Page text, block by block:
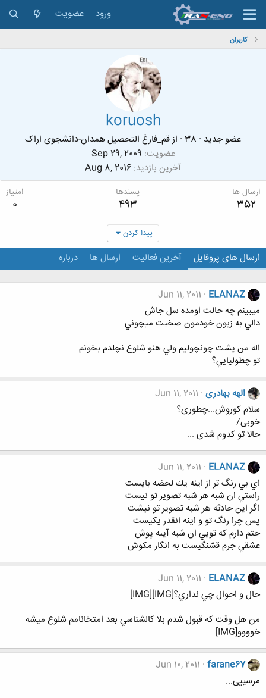
ورود عضویت
کاربران
koruosh
عضو جدید ·
· ازقم_فارغ التحصیل همدان-دانشجوی اراک
عضویت Sep 29, 2009
آخرین بازدید Aug 8, 2016
ارسال ها
352
پسندها
493
امتیاز
0
پیدا کردن
ارسال های پروفایل آخرین فعالیت ارسال ها درباره
ELANAZ
Jun 11, 2011
ميبينم چه حالت اومده سل جاش
دالي به زبون خودمون صخبت ميچوني
اله من پشت چونچوليم ولي هنو شلوع نچلدم بخونم
تو چطوليايي؟
الهه بهادری Jun 11, 2011
سلام کوروش...چطوری؟
خوبی/
حالا تو کدوم شدی ...
ELANAZ
Jun 11, 2011
اي بي رنگ تر از اينه يك لحضه بايست
راستي ان شبه هر شبه تصوير تو نيست
اگر اين حادثه هر شبه تصوير تو نيشت
پس چرا رنگ تو و اينه انقدر يكيست
حتم دارم كه تويي ان شبه آينه پوش
عشقي جرم قشنگيست به انگار مكوش
ELANAZ
Jun 11, 2011
حال و احوال چي نداري؟[IMG][IMG]
من هل وقت كه قبول شدم بلا كالشناسي بعد امتخانامم شلوع ميشه
خوووو[IMG]
farane67
Jun 10, 2011
مرسییی...